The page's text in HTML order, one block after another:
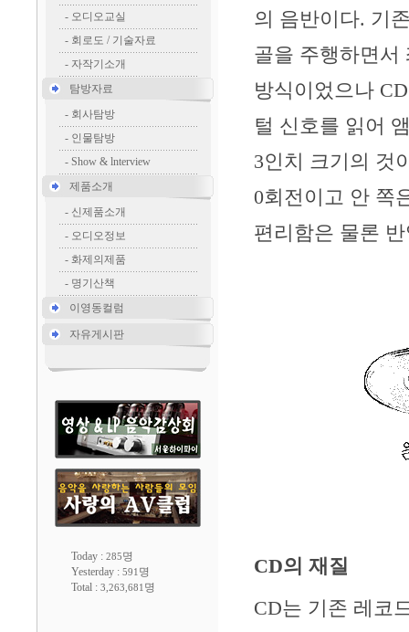
- 오디오교실
- 회로도 / 기술자료
- 자작기소개
탐방자료
- 회사탐방
- 인물탐방
- Show & lnterview
제품소개
- 신제품소개
- 오디오정보
- 화제의제품
- 명기산책
이영동컬럼
자유게시판
Today : 285명
Yesterday : 591 명
Total : 3,263,681 명
의 음반이다. 기
골을 주행하면서
방식이었으나
털 신호를 읽어
3인치 크기의 것
0회전이고 안 쪽
편리함은 물론
CD의 재질
CD는 기존 레코